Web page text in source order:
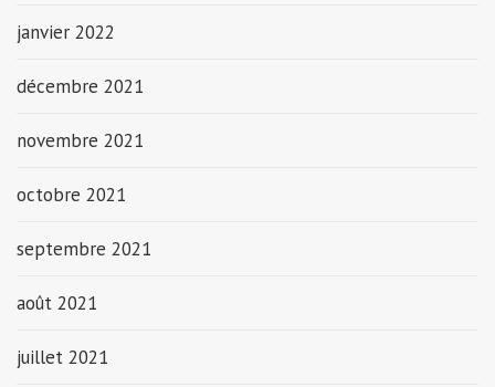
janvier 2022
décembre 2021
novembre 2021
octobre 2021
septembre 2021
août 2021
juillet 2021